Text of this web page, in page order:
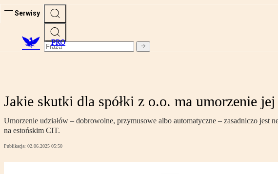
Serwisy
PRO
Jakie skutki dla spółki z o.o. ma umorzenie jej
Umorzenie udziałów – dobrowolne, przymusowe albo automatyczne – zasadniczo
na estońskim CIT.
Publikacja: 02.06.2025 05:50